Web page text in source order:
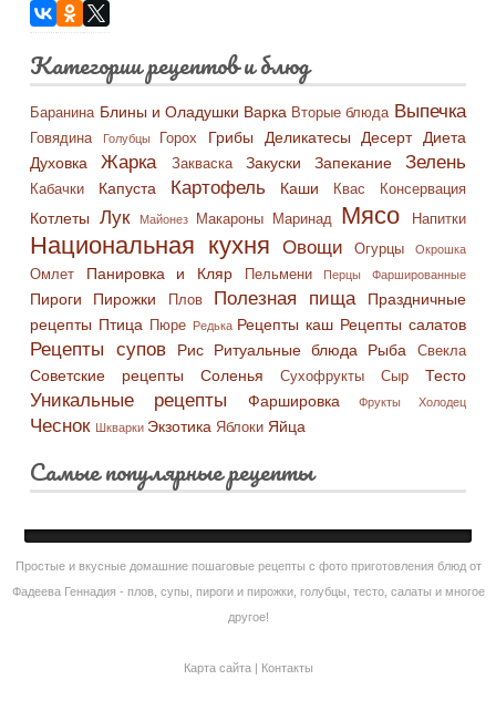
Категории рецептов и блюд
Баранина Блины и Оладушки Варка Вторые блюда Выпечка
Говядина Голубцы Горох Грибы Деликатесы Десерт
Диета
Духовка
Жарка Закваска Закуски Запекание Зелень
Кабачки Капуста Картофель Каши Квас Консервация
Котлеты Лук Майонез Макароны Маринад Мясо Напитки
Национальная кухня Овощи Огурцы Окрошка
Омлет Панировка и Кляр Пельмени Перцы Фаршированные
Пироги Пирожки Плов Полезная пища
Праздничные
рецепты Птица Пюре Редька Рецепты каш Рецепты салатов
Рецепты супов Рис Ритуальные блюда Рыба Свекла
Советские рецепты Соленья Сухофрукты Сыр Тесто
Уникальные рецепты Фаршировка Фрукты Холодец
Чеснок Шкварки Экзотика Яблоки Яйца
Самые популярные рецепты
Простые и вкусные домашние пошаговые рецепты с фото приготовления блюд от
Фадеева Геннадия - плов, супы, пироги и пирожки, голубцы, тесто, салаты и многое
другое!
Карта сайта| Контакты